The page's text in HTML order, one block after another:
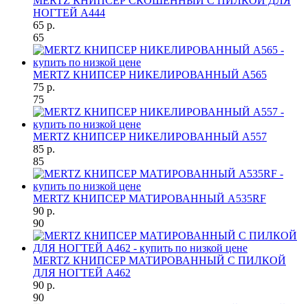
НОГТЕЙ A444
65 р.
65
MERTZ КНИПСЕР НИКЕЛИРОВАННЫЙ A565
75 р.
75
MERTZ КНИПСЕР НИКЕЛИРОВАННЫЙ A557
85 р.
85
MERTZ КНИПСЕР МАТИРОВАННЫЙ A535RF
90 р.
90
MERTZ КНИПСЕР МАТИРОВАННЫЙ С ПИЛКОЙ
ДЛЯ НОГТЕЙ A462
90 р.
90